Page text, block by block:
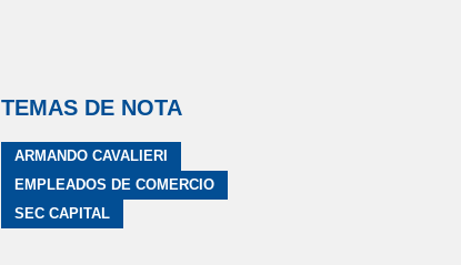
TEMAS DE NOTA
ARMANDO CAVALIERI
EMPLEADOS DE COMERCIO
SEC CAPITAL